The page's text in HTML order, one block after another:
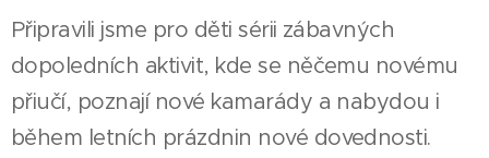
Připravili jsme pro děti sérii zábavných
dopoledních aktivit, kde se něčemu novému
přiučí, poznají nové kamarády a nabydou i
během letních prázdnin nové dovednosti.